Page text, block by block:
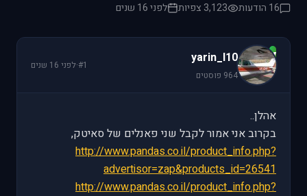
16 הודעות 3,123 צפיות לפני 16 שנים
y
yarin_l10
964 פוסטים
#1
·לפני 16 שנים
אהלן..
בקרוב אני אמור לקבל שני פאנלים של סאיטק,
http://www.pandas.co.il/product_info.php?
advertisor=zap&products_id=26541
http://www.pandas.co.il/product_info.php?